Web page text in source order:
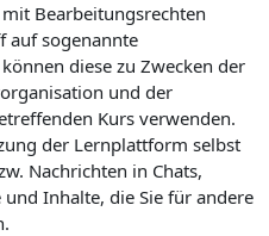
Bearbeitungsrechten
auf sogenannte
diese zu Zwecken der
und der
Kurs verwenden.
der Lernplattform selbst
Nachrichten in Chats,
und Inhalte, die Sie für andere